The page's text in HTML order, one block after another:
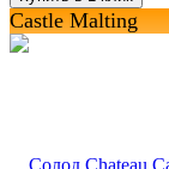
Castle Malting